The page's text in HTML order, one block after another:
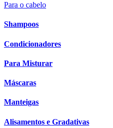
Para o cabelo
Shampoos
Condicionadores
Para Misturar
Máscaras
Manteigas
Alisamentos e Gradativas